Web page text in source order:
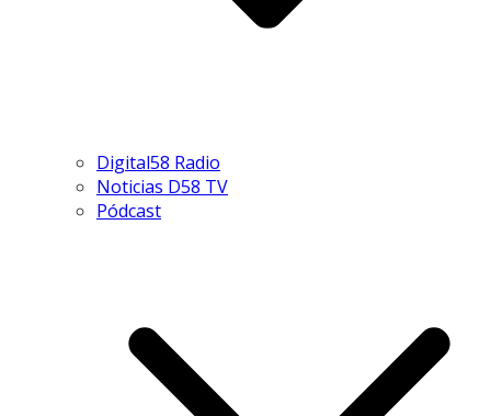
Digital58 Radio
Noticias D58 TV
Pódcast